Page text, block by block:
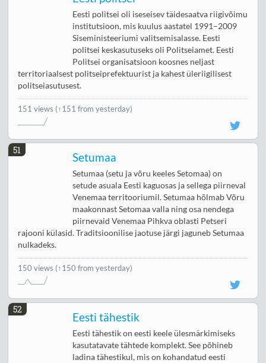
Eesti politsei oli iseseisev täidesaatva riigivõimu
institutsioon, mis kuulus aastatel 1991–2009
Siseministeeriumi valitsemisalasse. Eesti
politsei keskasutuseks oli Politseiamet. Eesti
Politsei organisatsioon koosnes neljast
territoriaalsest politseiprefektuurist ja kahest üleriigilisest
politseiasutusest.
151 views (↑151 from yesterday)
51
Setumaa
Setumaa (setu ja võru keeles Setomaa) on
setude asuala Eesti kaguosas ja sellega piirneval
Venemaa territooriumil. Setumaa hõlmab Võru
maakonnast Setomaa valla ning osa nendega
piirnevaid Venemaa Pihkva oblasti Petseri
rajooni külasid. Traditsioonilise jaotuse järgi jaguneb Setumaa
nulkadeks.
150 views (↑150 from yesterday)
52
Eesti tähestik
Eesti tähestik on eesti keele ülesmärkimiseks
kasutatavate tähtede komplekt. See põhineb
ladina tähestikul, mis on kohandatud eesti